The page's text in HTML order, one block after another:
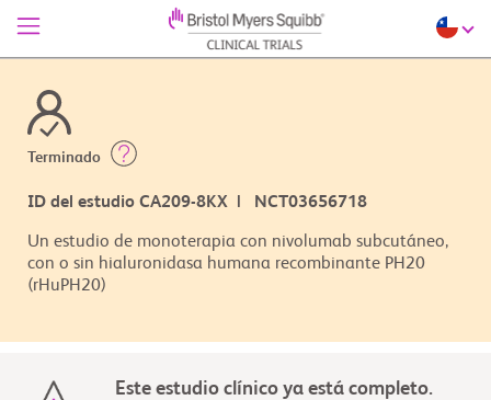
Terminado
ID del estudio CA209-8KX | NCT03656718
Un estudio de monoterapia con nivolumab subcutáneo,
con o sin hialuronidasa humana recombinante PH20
(rHuPH20)
Este estudio clínico ya está completo.